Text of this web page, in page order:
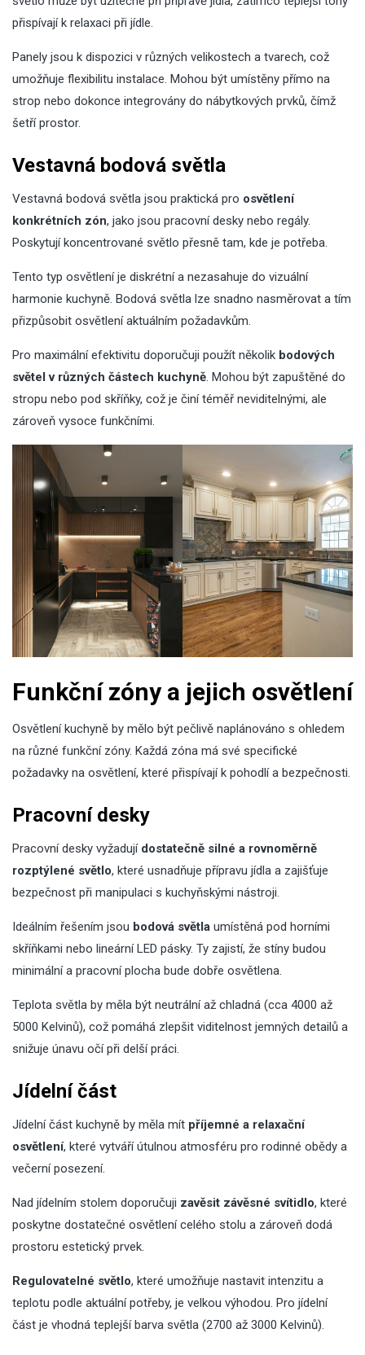
přispívají k relaxaci při jídle.
Panely jsou k dispozici v různých velikostech a tvarech, což
umožňuje flexibilitu instalace. Mohou být umístěny přímo na
strop nebo dokonce integrovány do nábytkových prvků, čímž
šetří prostor.
Vestavná bodová světla
Vestavná bodová světla jsou praktická pro osvětlení
konkrétních zón, jako jsou pracovní desky nebo regály.
Poskytují koncentrované světlo přesně tam, kde je potřeba.
Tento typ osvětlení je diskrétní a nezasahuje do vizuální
harmonie kuchyně. Bodová světla lze snadno nasměrovat a tím
přizpůsobit osvětlení aktuálním požadavkům.
Pro maximální efektivitu doporučuji použít několik bodových
světel v různých částech kuchyně. Mohou být zapuštěné do
stropu nebo pod skříňky, což je činí téměř neviditelnými, ale
zároveň vysoce funkčními.
Funkční zóny a jejich osvětlení
Osvětlení kuchyně by mělo být pečlivě naplánováno s ohledem
na různé funkční zóny. Každá zóna má své specifické
požadavky na osvětlení, které přispívají k pohodlí a bezpečnosti.
Pracovní desky
Pracovní desky vyžadují dostatečně silné a rovnoměrně
rozptýlené světlo, které usnadňuje přípravu jídla a zajišťuje
bezpečnost při manipulaci s kuchyňskými nástroji.
Ideálním řešením jsou bodová světla umístěná pod horními
skříňkami nebo lineární LED pásky. Ty zajistí, že stíny budou
minimální a pracovní plocha bude dobře osvětlena.
Teplota světla by měla být neutrální až chladná (cca 4000 až
5000 Kelvinů), což pomáhá zlepšit viditelnost jemných detailů a
snižuje únavu očí při delší práci.
Jídelní část
Jídelní část kuchyně by měla mít příjemné a relaxační
osvětlení, které vytváří útulnou atmosféru pro rodinné obědy a
večerní posezení.
Nad jídelním stolem doporučuji zavěsit závěsné svítidlo, které
poskytne dostatečné osvětlení celého stolu a zároveň dodá
prostoru estetický prvek.
Regulovatelné světlo, které umožňuje nastavit intenzitu a
teplotu podle aktuální potřeby, je velkou výhodou. Pro jídelní
část je vhodná teplejší barva světla (2700 až 3000 Kelvinů).